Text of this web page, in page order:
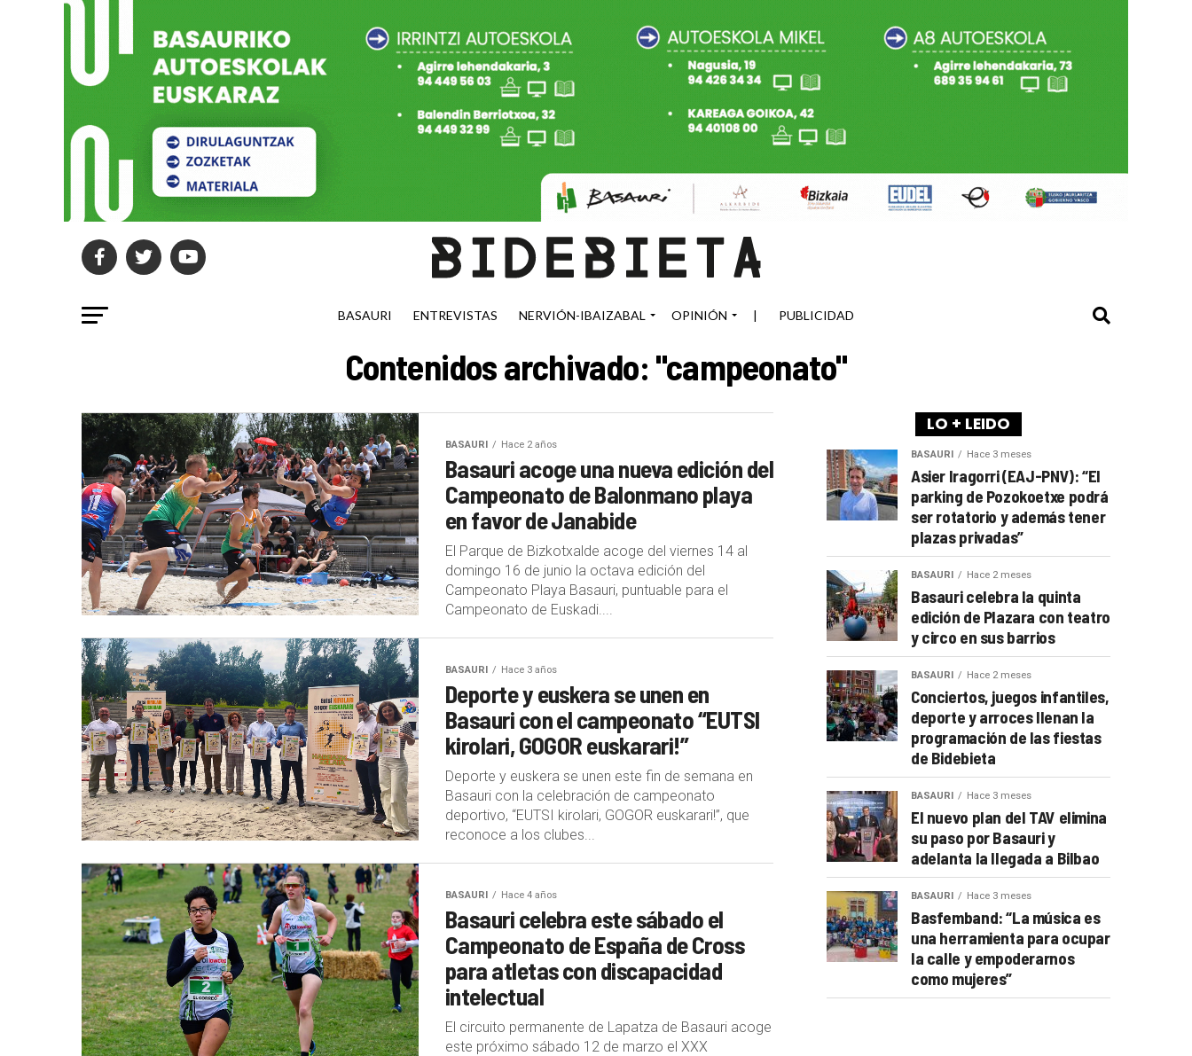
BASAURI ENTREVISTAS NERVIÓN-IBAIZABAL OPINIÓN | PUBLICIDAD
Contenidos archivado: "campeonato"
BASAURI Hace 2 años
Basauri acoge una nueva edición del
Campeonato de Balonmano playa
en favor de Janabide
El Parque de Bizkotxalde acoge del viernes 14 al
domingo 16 de junio la octava edición del
Campeonato Playa Basauri, puntuable para el
Campeonato de Euskadi....
BASAURI Hace 3 años
Deporte y euskera se unen en
Basauri con el campeonato “EUTSI
kirolari, GOGOR euskarari!”
Deporte y euskera se unen este fin de semana en
Basauri con la celebración de campeonato
deportivo, “EUTSI kirolari, GOGOR euskarari!”, que
reconoce a los clubes...
BASAURI Hace 4 años
Basauri celebra este sábado el
Campeonato de España de Cross
para atletas con discapacidad
intelectual
El circuito permanente de Lapatza de Basauri acoge
este próximo sábado 12 de marzo el XXX
LO + LEIDO
BASAURI Hace 3 meses
Asier Iragorri (EAJ-PNV): “El
parking de Pozokoetxe podrá
ser rotatorio y además tener
plazas privadas”
BASAURI Hace 2 meses
Basauri celebra la quinta
edición de Plazara con teatro
y circo en sus barrios
BASAURI Hace 2 meses
Conciertos, juegos infantiles,
deporte y arroces llenan la
programación de las fiestas
de Bidebieta
BASAURI Hace 3 meses
El nuevo plan del TAV elimina
su paso por Basauri y
adelanta la llegada a Bilbao
BASAURI Hace 3 meses
Basfemband: “La música es
una herramienta para ocupar
la calle y empoderarnos
como mujeres”